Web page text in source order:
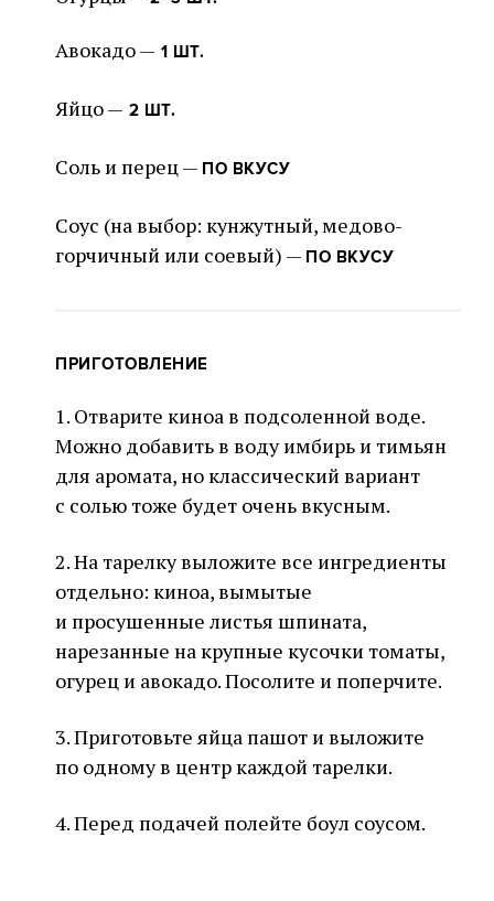
Авокадо — 1 ШТ.
Яйцо — 2 ШТ.
Соль и перец — ПО ВКУСУ
Соус (на выбор: кунжутный, медово-
горчичный или соевый) — ПО ВКУСУ
ПРИГОТОВЛЕНИЕ
1. Отварите киноа в подсоленной воде.
Можно добавить в воду имбирь и тимьян
для аромата, но классический вариант
с солью тоже будет очень вкусным.
2. На тарелку выложите все ингредиенты
отдельно: киноа, вымытые
и просушенные листья шпината,
нарезанные на крупные кусочки томаты,
огурец и авокадо. Посолите и поперчите.
3. Приготовьте яйца пашот и выложите
по одному в центр каждой тарелки.
4. Перед подачей полейте боул соусом.